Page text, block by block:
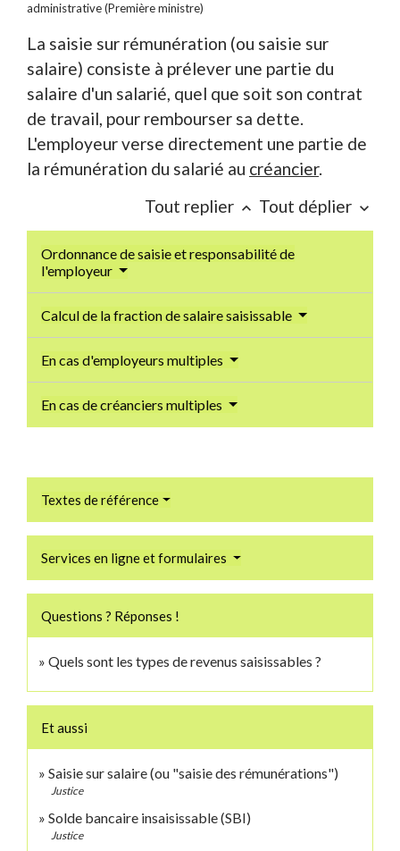
administrative (Première ministre)
La saisie sur rémunération (ou saisie sur
salaire) consiste à prélever une partie du
salaire d'un salarié, quel que soit son contrat
de travail, pour rembourser sa dette.
L'employeur verse directement une partie de
la rémunération du salarié au créancier.
Tout replier keyboard_arrow_up Tout déplier keyboard_arrow_down
Ordonnance de saisie et responsabilité de
l'employeur
Calcul de la fraction de salaire saisissable
En cas d'employeurs multiples
En cas de créanciers multiples
Textes de référence
Services en ligne et formulaires
Questions ? Réponses !
Quels sont les types de revenus saisissables ?
Et aussi
Saisie sur salaire (ou "saisie des rémunérations")
Justice
Solde bancaire insaisissable (SBI)
Justice